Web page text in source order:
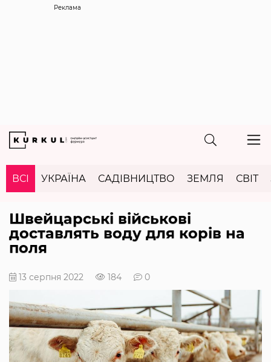
Реклама
ВСІ УКРАЇНА САДІВНИЦТВО ЗЕМЛЯ СВІТ
Швейцарські військові
доставлять воду для корів на
поля
13 серпня 2022 184 0